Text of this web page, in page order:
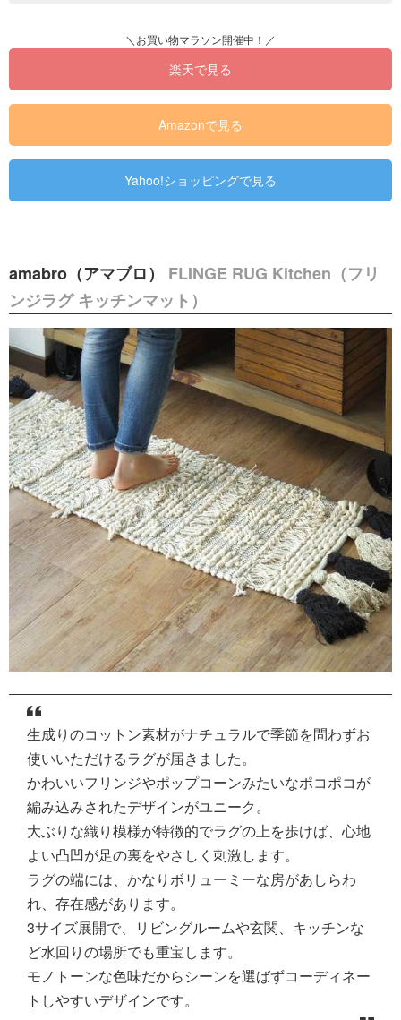
楽天で見る
Amazonで見る
Yahoo!ショッピングで見る
amabro（アマブロ） FLINGE RUG Kitchen（フリ
ンジラグ キッチンマット）
生成りのコットン素材がナチュラルで季節を問わずお
使いいただけるラグが届きました。
かわいいフリンジやポップコーンみたいなポコポコが
編み込みされたデザインがユニーク。
大ぶりな織り模様が特徴的でラグの上を歩けば、心地
よい凸凹が足の裏をやさしく刺激します。
ラグの端には、かなりボリューミーな房があしらわ
れ、存在感があります。
3サイズ展開で、リビングルームや玄関、キッチンな
ど水回りの場所でも重宝します。
モノトーンな色味だからシーンを選ばずコーディネー
トしやすいデザインです。